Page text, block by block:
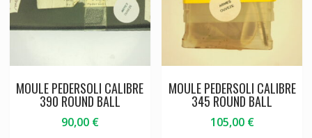
MOULE PEDERSOLI CALIBRE
390 ROUND BALL
90,00 €
MOULE PEDERSOLI CALIBRE
345 ROUND BALL
105,00 €